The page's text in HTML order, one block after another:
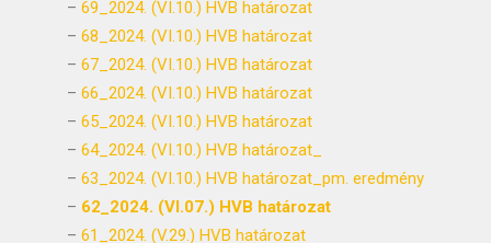
– 69_2024. (VI.10.) HVB határozat
– 68_2024. (VI.10.) HVB határozat
– 67_2024. (VI.10.) HVB határozat
– 66_2024. (VI.10.) HVB határozat
– 65_2024. (VI.10.) HVB határozat
– 64_2024. (VI.10.) HVB határozat_
– 63_2024. (VI.10.) HVB határozat_pm. eredmény
– 62_2024. (VI.07.) HVB határozat
– 61_2024. (V.29.) HVB határozat